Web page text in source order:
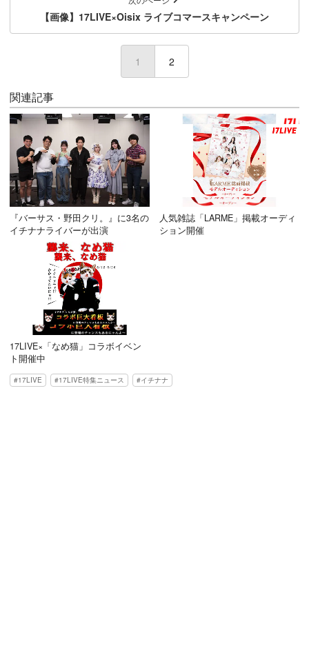
【画像】17LIVE×Oisix ライブコマースキャンペーン
1 2
関連記事
『バーサス・野田クリ。』に3名の
イチナナライバーが出演
人気雑誌「LARME」掲載オーディ
ション開催
17LIVE×「なめ猫」コラボイベン
ト開催中
17LIVE 17LIVE特集ニュース イチナナ